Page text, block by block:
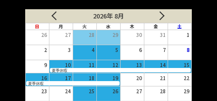
2026年 8月
日 月 火 水 木 金 土
26 27 28 29 30 31 1
2 3 4 5 6 7 8
9 10 11 12 13 14 15
夏季休暇
16 17 18 19 20 21 22
夏季休暇
23 24 25 26 27 28 29